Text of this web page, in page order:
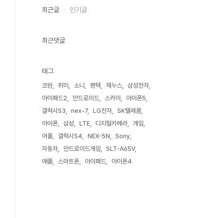
최근글 인기글
최근댓글
태그
코원 취미 소니 팬택 제누스
삼성전자
아이패드2
안드로이드 스카이
아이폰5
갤럭시S3
nex-7 LG전자
SK텔레콤
아이폰
삼성 LTE 디지털카메라
게임
어플
갤럭시S4 NEX-5N
Sony
자동차
안드로이드게임
SLT-A65V
애플
스마트폰 아이패드 아이폰4